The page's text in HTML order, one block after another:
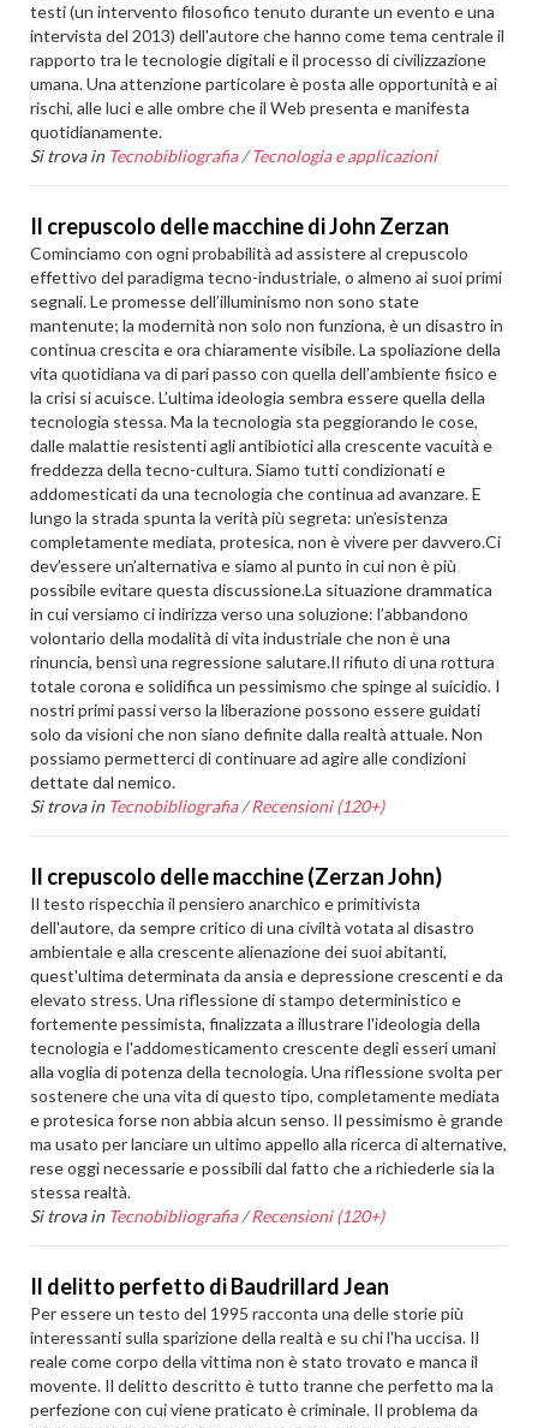
testi (un intervento filosofico tenuto durante un evento e una
intervista del 2013) dell'autore che hanno come tema centrale il
rapporto tra le tecnologie digitali e il processo di civilizzazione
umana. Una attenzione particolare è posta alle opportunità e ai
rischi, alle luci e alle ombre che il Web presenta e manifesta
quotidianamente.
Si trova in Tecnobibliografia /Tecnologia e applicazioni
Il crepuscolo delle macchine di John Zerzan
Cominciamo con ogni probabilità ad assistere al crepuscolo
effettivo del paradigma tecno-industriale, o almeno ai suoi primi
segnali. Le promesse dell’illuminismo non sono state
mantenute; la modernità non solo non funziona, è un disastro in
continua crescita e ora chiaramente visibile. La spoliazione della
vita quotidiana va di pari passo con quella dell’ambiente fisico e
la crisi si acuisce. L’ultima ideologia sembra essere quella della
tecnologia stessa. Ma la tecnologia sta peggiorando le cose,
dalle malattie resistenti agli antibiotici alla crescente vacuità e
freddezza della tecno-cultura. Siamo tutti condizionati e
addomesticati da una tecnologia che continua ad avanzare. E
lungo la strada spunta la verità più segreta: un’esistenza
completamente mediata, protesica, non è vivere per davvero.Ci
dev’essere un’alternativa e siamo al punto in cui non è più
possibile evitare questa discussione.La situazione drammatica
in cui versiamo ci indirizza verso una soluzione: l’abbandono
volontario della modalità di vita industriale che non è una
rinuncia, bensì una regressione salutare.Il rifiuto di una rottura
totale corona e solidifica un pessimismo che spinge al suicidio. I
nostri primi passi verso la liberazione possono essere guidati
solo da visioni che non siano definite dalla realtà attuale. Non
possiamo permetterci di continuare ad agire alle condizioni
dettate dal nemico.
Si trova in Tecnobibliografia /Recensioni (120+)
Il crepuscolo delle macchine (Zerzan John)
Il testo rispecchia il pensiero anarchico e primitivista
dell'autore, da sempre critico di una civiltà votata al disastro
ambientale e alla crescente alienazione dei suoi abitanti,
quest'ultima determinata da ansia e depressione crescenti e da
elevato stress. Una riflessione di stampo deterministico e
fortemente pessimista, finalizzata a illustrare l'ideologia della
tecnologia e l'addomesticamento crescente degli esseri umani
alla voglia di potenza della tecnologia. Una riflessione svolta per
sostenere che una vita di questo tipo, completamente mediata
e protesica forse non abbia alcun senso. Il pessimismo è grande
ma usato per lanciare un ultimo appello alla ricerca di alternative,
rese oggi necessarie e possibili dal fatto che a richiederle sia la
stessa realtà.
Si trova in Tecnobibliografia /Recensioni (120+)
Il delitto perfetto di Baudrillard Jean
Per essere un testo del 1995 racconta una delle storie più
interessanti sulla sparizione della realtà e su chi l'ha uccisa. Il
reale come corpo della vittima non è stato trovato e manca il
movente. Il delitto descritto è tutto tranne che perfetto ma la
perfezione con cui viene praticato è criminale. Il problema da